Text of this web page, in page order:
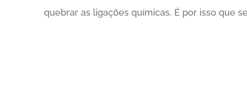
quebrar as ligações químicas. É por isso que